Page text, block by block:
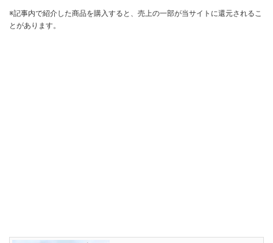
※記事内で紹介した商品を購入すると、売上の一部が当サイトに還元されるこ
とがあります。